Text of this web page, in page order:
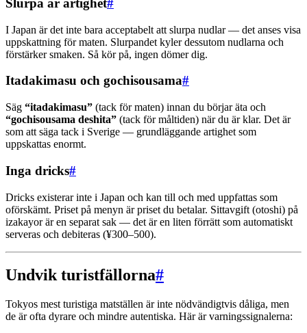
Slurpa är artighet#
I Japan är det inte bara acceptabelt att slurpa nudlar — det anses visa
uppskattning för maten. Slurpandet kyler dessutom nudlarna och
förstärker smaken. Så kör på, ingen dömer dig.
Itadakimasu och gochisousama#
Säg “itadakimasu” (tack för maten) innan du börjar äta och
“gochisousama deshita” (tack för måltiden) när du är klar. Det är
som att säga tack i Sverige — grundläggande artighet som
uppskattas enormt.
Inga dricks#
Dricks existerar inte i Japan och kan till och med uppfattas som
oförskämt. Priset på menyn är priset du betalar. Sittavgift (otoshi) på
izakayor är en separat sak — det är en liten förrätt som automatiskt
serveras och debiteras (¥300–500).
Undvik turistfällorna#
Tokyos mest turistiga matställen är inte nödvändigtvis dåliga, men
de är ofta dyrare och mindre autentiska. Här är varningssignalerna: